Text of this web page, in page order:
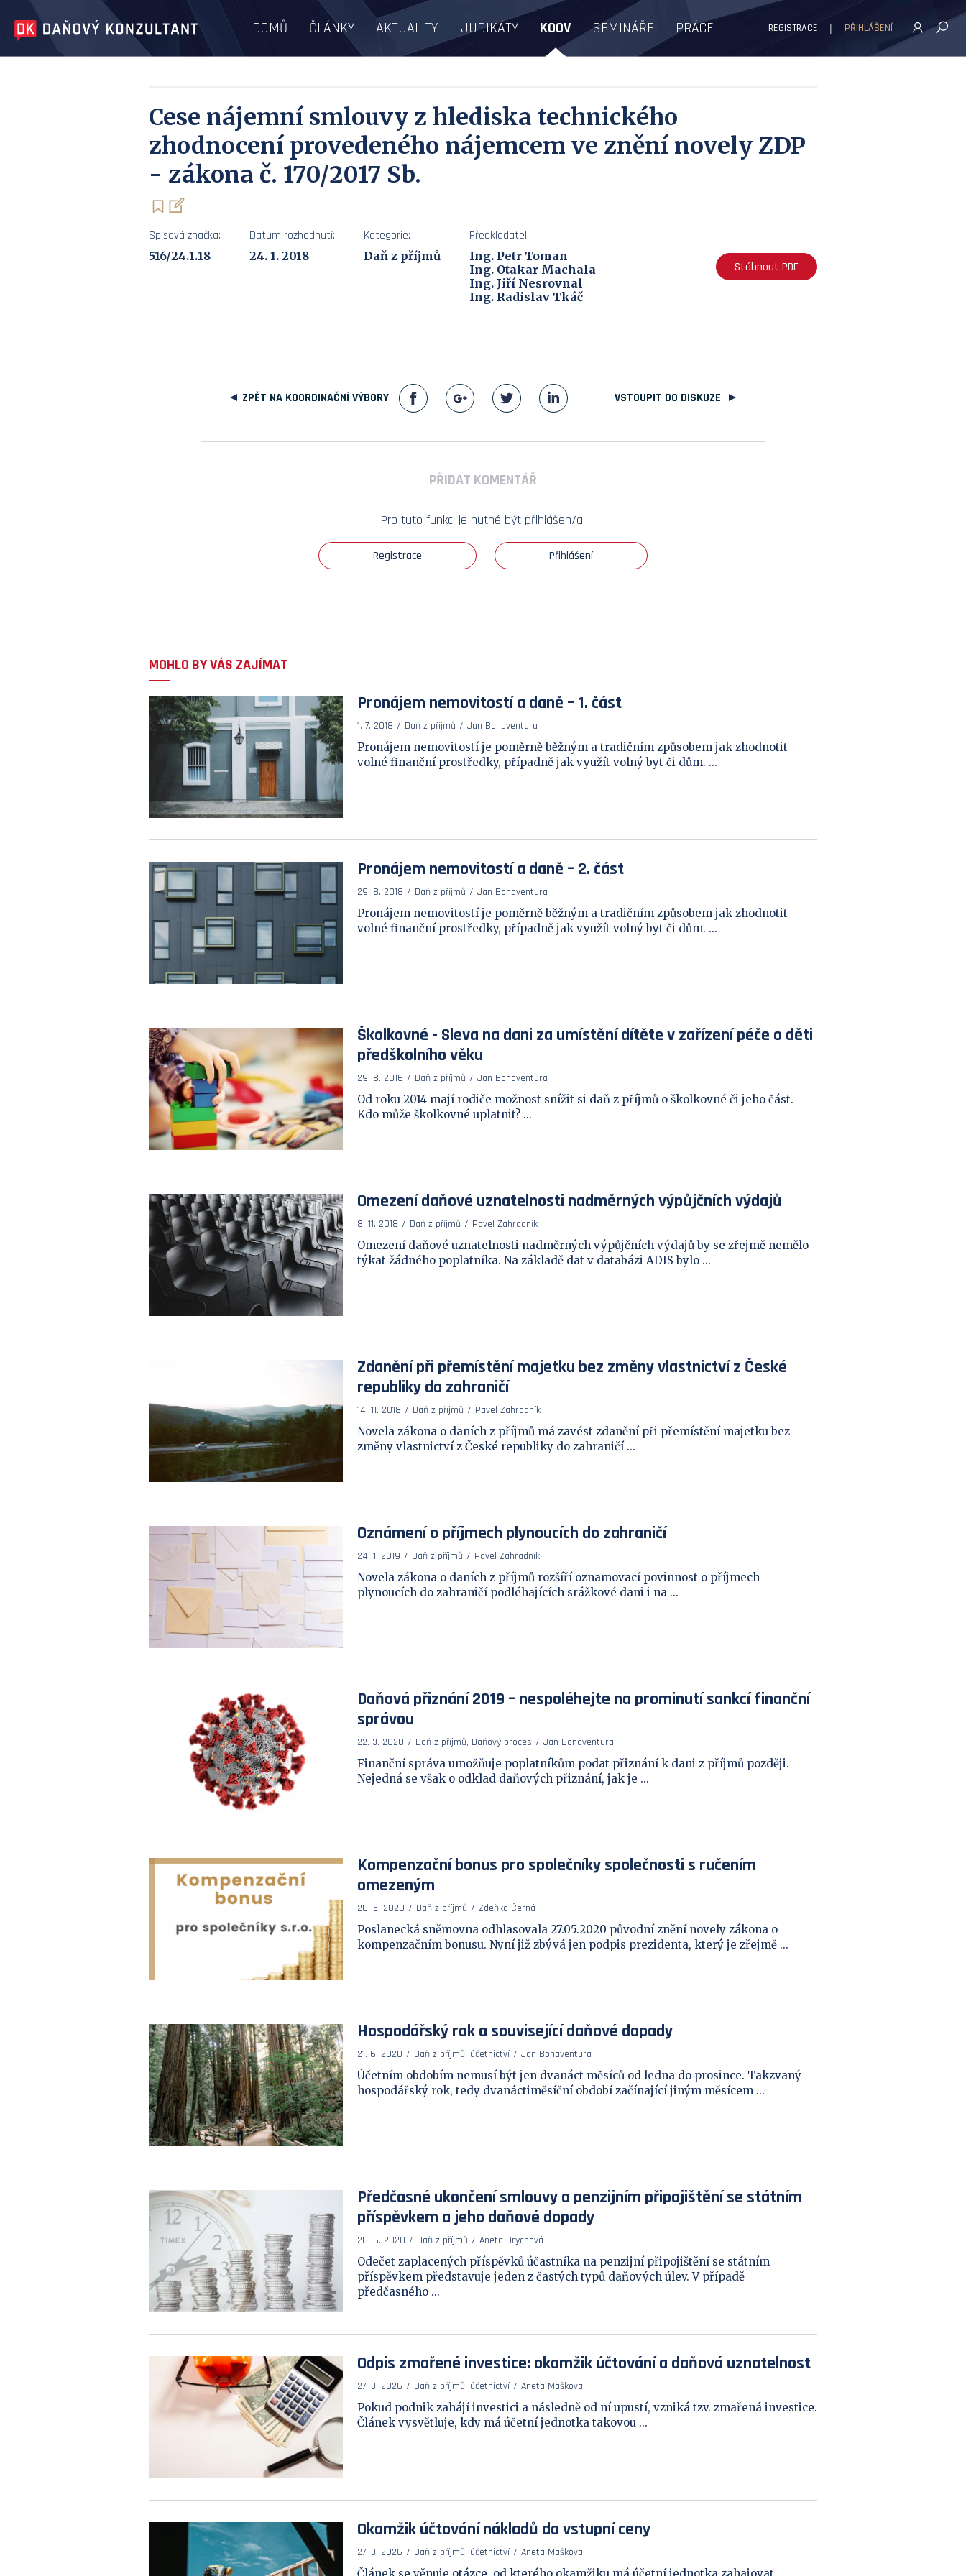
DOMŮ ČLÁNKY AKTUALITY JUDIKÁTY KOOV SEMINÁŘE PRÁCE REGISTRACE PŘIHLÁŠENÍ
Cese nájemní smlouvy z hlediska technického
zhodnocení provedeného nájemcem ve znění novely ZDP
- zákona č. 170/2017 Sb.
Spisová značka:
516/24.1.18
Datum rozhodnutí:
24. 1. 2018
Kategorie:
Daň z příjmů
Předkladatel:
Ing. Petr Toman
Ing. Otakar Machala
Ing. Jiří Nesrovnal
Ing. Radislav Tkáč
Stáhnout PDF
ZPĚT NA KOORDINAČNÍ VÝBORY VSTOUPIT DO DISKUZE
PŘIDAT KOMENTÁŘ
Pro tuto funkci je nutné být přihlášen/a.
Registrace Přihlášení
MOHLO BY VÁS ZAJÍMAT
Pronájem nemovitostí a daně – 1. část
1. 7. 2018 Daň z příjmů Jan Bonaventura
Pronájem nemovitostí je poměrně běžným a tradičním způsobem jak zhodnotit
volné finanční prostředky, případně jak využít volný byt či dům. ...
Pronájem nemovitostí a daně – 2. část
29. 8. 2018 Daň z příjmů Jan Bonaventura
Pronájem nemovitostí je poměrně běžným a tradičním způsobem jak zhodnotit
volné finanční prostředky, případně jak využít volný byt či dům. ...
Školkovné - Sleva na dani za umístění dítěte v zařízení péče o děti
předškolního věku
29. 8. 2016 Daň z příjmů Jan Bonaventura
Od roku 2014 mají rodiče možnost snížit si daň z příjmů o školkovné či jeho část.
Kdo může školkovné uplatnit? ...
Omezení daňové uznatelnosti nadměrných výpůjčních výdajů
8. 11. 2018 Daň z příjmů Pavel Zahradník
Omezení daňové uznatelnosti nadměrných výpůjčních výdajů by se zřejmě nemělo
týkat žádného poplatníka. Na základě dat v databázi ADIS bylo ...
Zdanění při přemístění majetku bez změny vlastnictví z České
republiky do zahraničí
14. 11. 2018 Daň z příjmů Pavel Zahradník
Novela zákona o daních z příjmů má zavést zdanění při přemístění majetku bez
změny vlastnictví z České republiky do zahraničí ...
Oznámení o příjmech plynoucích do zahraničí
24. 1. 2019 Daň z příjmů Pavel Zahradník
Novela zákona o daních z příjmů rozšíří oznamovací povinnost o příjmech
plynoucích do zahraničí podléhajících srážkové dani i na ...
Daňová přiznání 2019 – nespoléhejte na prominutí sankcí finanční
správou
22. 3. 2020 Daň z příjmů, Daňový proces Jan Bonaventura
Finanční správa umožňuje poplatníkům podat přiznání k dani z příjmů později.
Nejedná se však o odklad daňových přiznání, jak je ...
Kompenzační bonus pro společníky společnosti s ručením
omezeným
26. 5. 2020 Daň z příjmů Zdeňka Černá
Poslanecká sněmovna odhlasovala 27.05.2020 původní znění novely zákona o
kompenzačním bonusu. Nyní již zbývá jen podpis prezidenta, který je zřejmě ...
Hospodářský rok a související daňové dopady
21. 6. 2020 Daň z příjmů, účetnictví Jan Bonaventura
Účetním obdobím nemusí být jen dvanáct měsíců od ledna do prosince. Takzvaný
hospodářský rok, tedy dvanáctiměsíční období začínající jiným měsícem ...
Předčasné ukončení smlouvy o penzijním připojištění se státním
příspěvkem a jeho daňové dopady
26. 6. 2020 Daň z příjmů Aneta Brychová
Odečet zaplacených příspěvků účastníka na penzijní připojištění se státním
příspěvkem představuje jeden z častých typů daňových úlev. V případě
předčasného ...
Odpis zmařené investice: okamžik účtování a daňová uznatelnost
27. 3. 2026 Daň z příjmů, účetnictví Aneta Mašková
Pokud podnik zahájí investici a následně od ní upustí, vzniká tzv. zmařená investice.
Článek vysvětluje, kdy má účetní jednotka takovou ...
Okamžik účtování nákladů do vstupní ceny
27. 3. 2026 Daň z příjmů, účetnictví Aneta Mašková